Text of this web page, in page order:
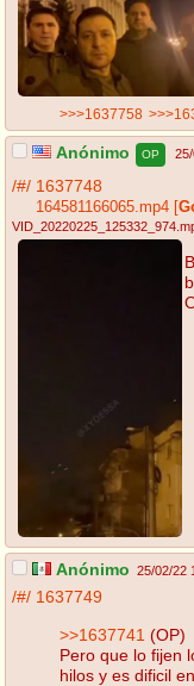
>>>1637758
Anónimo OP
/#/ 1637748
164581166065.mp4
Anónimo 25/02/22
/#/ 1637749
>>1637741 (OP)
Pero que lo fijen
hilos y es dificil